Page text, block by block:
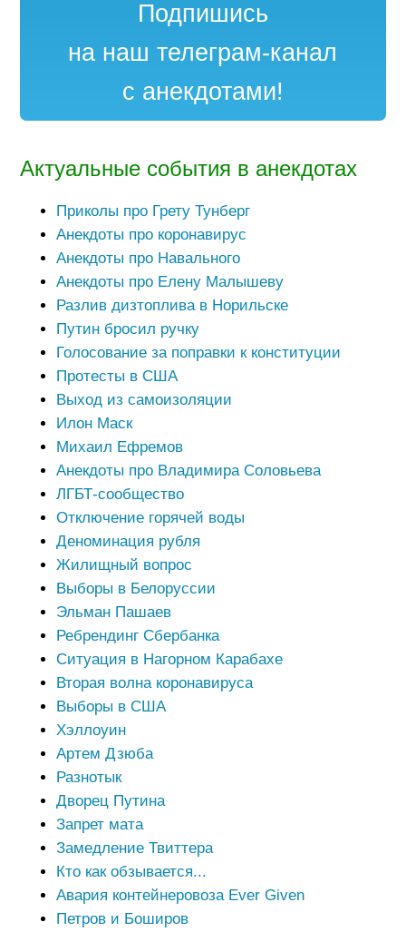
Подпишись
на наш телеграм-канал
с анекдотами!
Актуальные события в анекдотах
Приколы про Грету Тунберг
Анекдоты про коронавирус
Анекдоты про Навального
Анекдоты про Елену Малышеву
Разлив дизтоплива в Норильске
Путин бросил ручку
Голосование за поправки к конституции
Протесты в США
Выход из самоизоляции
Илон Маск
Михаил Ефремов
Анекдоты про Владимира Соловьева
ЛГБТ-сообщество
Отключение горячей воды
Деноминация рубля
Жилищный вопрос
Выборы в Белоруссии
Эльман Пашаев
Ребрендинг Сбербанка
Ситуация в Нагорном Карабахе
Вторая волна коронавируса
Выборы в США
Хэллоуин
Артем Дзюба
Разнотык
Дворец Путина
Запрет мата
Замедление Твиттера
Кто как обзывается...
Авария контейнеровоза Ever Given
Петров и Боширов